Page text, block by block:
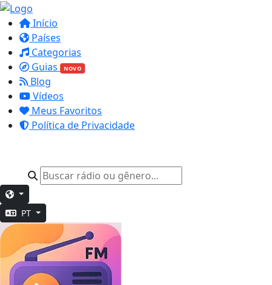
Início
Países
Categorias
Guias
NOVO
Blog
Vídeos
Meus Favoritos
Política de Privacidade
PT